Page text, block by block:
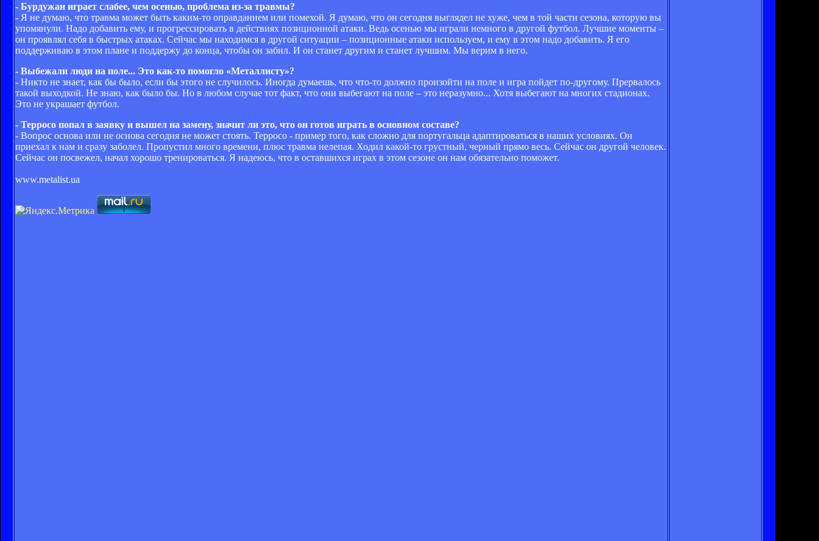
- Бурдужан играет слабее, чем осенью, проблема из-за травмы?
- Я не думаю, что травма может быть каким-то оправданием или помехой. Я думаю, что он сегодня выглядел не хуже, чем в той части сезона, которую вы
упомянули. Надо добавить ему, и прогрессировать в действиях позиционной атаки. Ведь осенью мы играли немного в другой футбол. Лучшие моменты –
он проявлял себя в быстрых атаках. Сейчас мы находимся в другой ситуации – позиционные атаки используем, и ему в этом надо добавить. Я его
поддерживаю в этом плане и поддержу до конца, чтобы он забил. И он станет другим и станет лучшим. Мы верим в него.
- Выбежали люди на поле... Это как-то помогло «Металлисту»?
- Никто не знает, как бы было, если бы этого не случилось. Иногда думаешь, что что-то должно произойти на поле и игра пойдет по-другому. Прервалось
такой выходкой. Не знаю, как было бы. Но в любом случае тот факт, что они выбегают на поле – это неразумно... Хотя выбегают на многих стадионах.
Это не украшает футбол.
- Терросо попал в заявку и вышел на замену, значит ли это, что он готов играть в основном составе?
- Вопрос основа или не основа сегодня не может стоять. Терросо - пример того, как сложно для португальца адаптироваться в наших условиях. Он
приехал к нам и сразу заболел. Пропустил много времени, плюс травма нелепая. Ходил какой-то грустный, черный прямо весь. Сейчас он другой человек.
Сейчас он посвежел, начал хорошо тренироваться. Я надеюсь, что в оставшихся играх в этом сезоне он нам обязательно поможет.
www.metalist.ua